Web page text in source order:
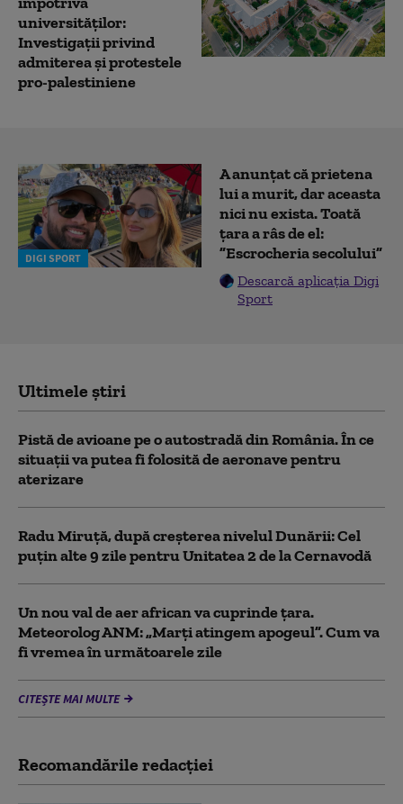
universităților:
Investigații privind
admiterea și protestele
pro-palestiniene
DIGI SPORT
A anunțat că prietena
lui a murit, dar aceasta
nici nu exista. Toată
țara a râs de el:
”Escrocheria secolului”
Descarcă aplicația Digi
Sport
Ultimele știri
Pistă de avioane pe o autostradă din România. În ce
situații va putea fi folosită de aeronave pentru
aterizare
Radu Miruță, după creșterea nivelul Dunării: Cel
puțin alte 9 zile pentru Unitatea 2 de la Cernavodă
Un nou val de aer african va cuprinde țara.
Meteorolog ANM: „Marți atingem apogeul”. Cum va
fi vremea în următoarele zile
CITEȘTE MAI MULTE
Recomandările redacţiei